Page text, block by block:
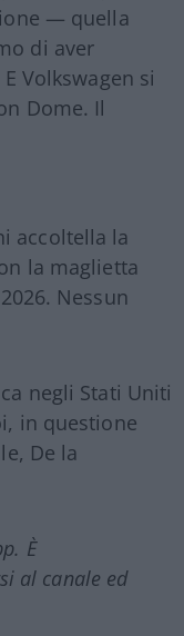
— quella
di aver
Volkswagen si
Dome. Il
accoltella la
la maglietta
Nessun
negli Stati Uniti
in questione
De la
È
al canale ed